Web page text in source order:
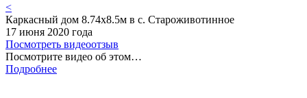
<
Каркасный дом 8.74х8.5м в с. Староживотинное
17 июня 2020 года
Посмотреть видеоотзыв
Посмотрите видео об этом…
Подробнее